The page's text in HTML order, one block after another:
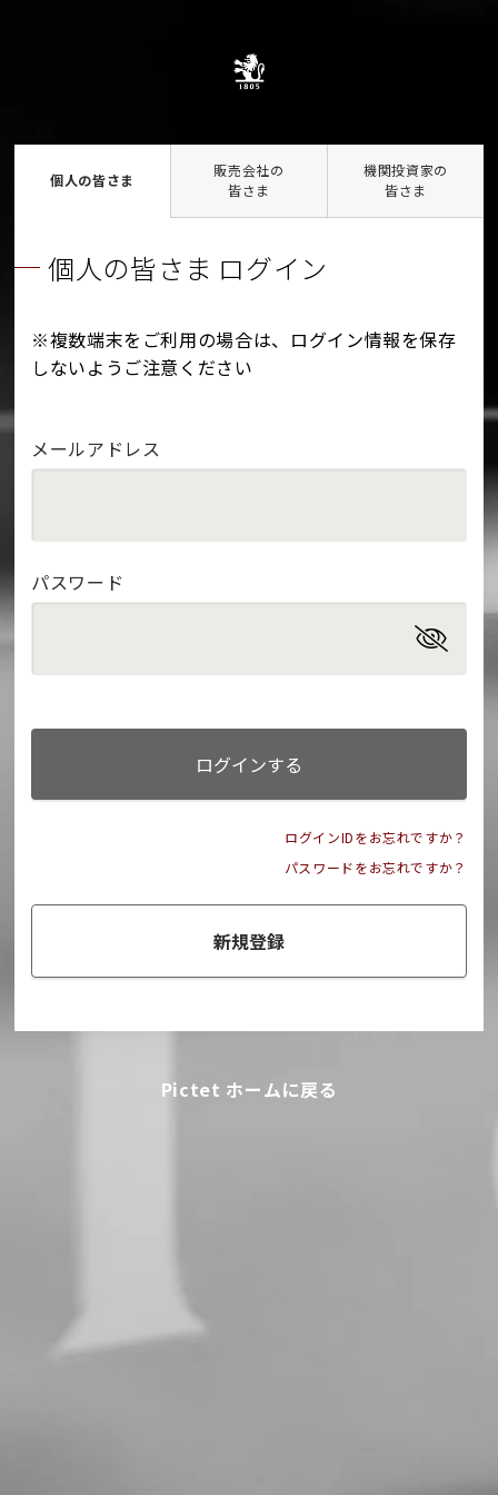
個人の皆さま
販売会社の
皆さま
機関投資家の
皆さま
個人の皆さま ログイン
※複数端末をご利用の場合は、ログイン情報を保存
しないようご注意ください
メールアドレス
パスワード
ログインする
ログインIDをお忘れですか？
パスワードをお忘れですか？
新規登録
Pictet ホームに戻る